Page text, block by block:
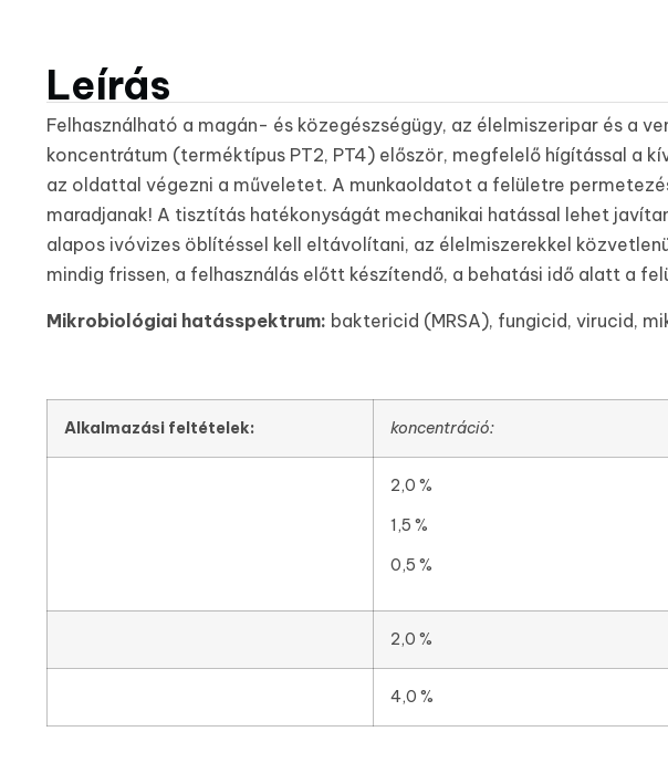
Leírás
Felhasználható a magán- és közegészségügy, az élelmiszeripar és a
koncentrátum (terméktípus PT2, PT4) először, megfelelő hígítással a
az oldattal végezni a műveletet. A munkaoldatot a felületre
maradjanak! A tisztítás hatékonyságát mechanikai hatással lehet
alapos ivóvizes öblítéssel kell eltávolítani, az élelmiszerekkel
mindig frissen, a felhasználás előtt készítendő, a behatási idő alatt a
Mikrobiológiai hatásspektrum: baktericid (MRSA), fungicid, virucid,
Alkalmazási feltételek: koncentráció:
2,0 %
1,5 %
0,5 %
2,0 %
4,0 %